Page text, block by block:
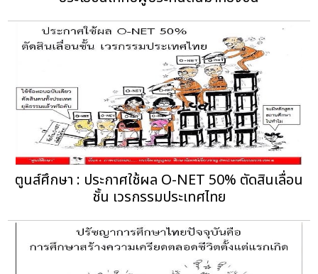
ตูนส์ศึกษา : ประกาศใช้ผล O-NET 50% ตัดสินเลื่อน
ชั้น เวรกรรมประเทศไทย